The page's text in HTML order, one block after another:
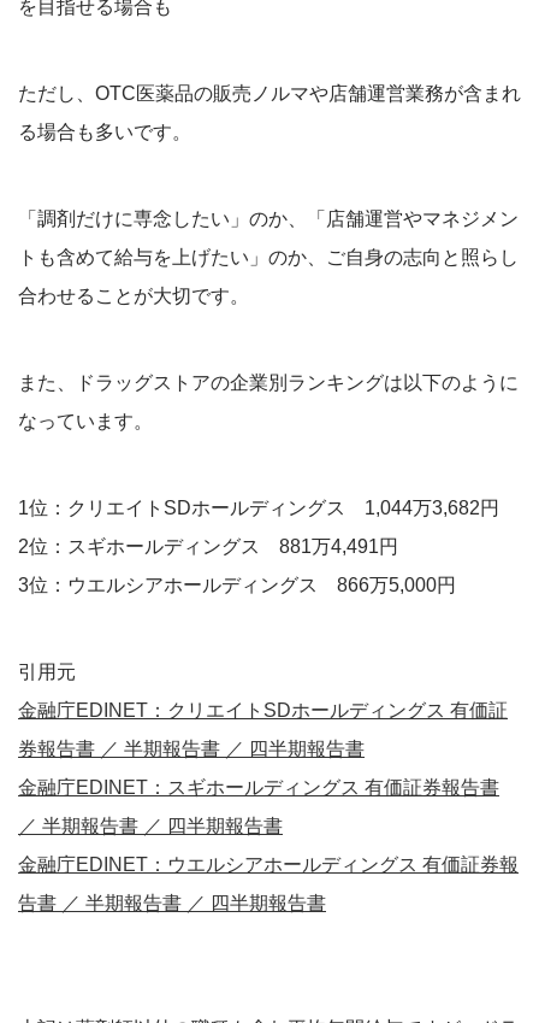
を目指せる場合も
ただし、OTC医薬品の販売ノルマや店舗運営業務が含まれ
る場合も多いです。
「調剤だけに専念したい」のか、「店舗運営やマネジメン
トも含めて給与を上げたい」のか、ご自身の志向と照らし
合わせることが大切です。
また、ドラッグストアの企業別ランキングは以下のように
なっています。
1位：クリエイトSDホールディングス 1,044万3,682円
2位：スギホールディングス 881万4,491円
3位：ウエルシアホールディングス 866万5,000円
引用元
金融庁EDINET：クリエイトSDホールディングス 有価証
券報告書 ／ 半期報告書 ／ 四半期報告書
金融庁EDINET：スギホールディングス 有価証券報告書
／ 半期報告書 ／ 四半期報告書
金融庁EDINET：ウエルシアホールディングス 有価証券報
告書 ／ 半期報告書 ／ 四半期報告書